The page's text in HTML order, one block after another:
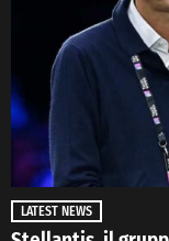
LATEST NEWS